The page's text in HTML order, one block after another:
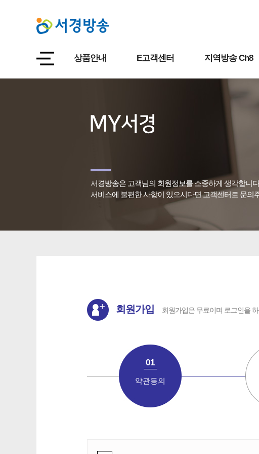
상품안내 E고객센터 지역방송 Ch8
서경방송은 고객님의 회원정보를 소중하게 생각합니
서비스에 불편한 사항이 있으시다면 고객센터로 문의
회원가입 회원가입은 무료이며 로그인을
01
약관동의